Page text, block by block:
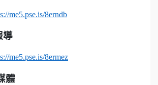
me5.pse.is/8erndb
導
me5.pse.is/8ermez
體